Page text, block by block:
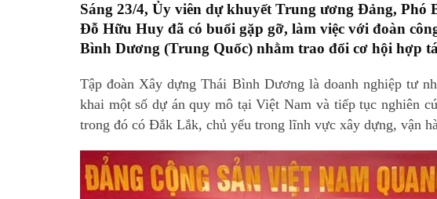
Sáng 23/4, Ủy viên dự khuyết Trung ương Đảng,
Đỗ Hữu Huy đã có buổi gặp gỡ, làm việc với đoàn
Bình Dương (Trung Quốc) nhằm trao đổi cơ hội hợp
Tập đoàn Xây dựng Thái Bình Dương là doanh nghiệp tư
khai một số dự án quy mô tại Việt Nam và tiếp tục nghiên
trong đó có Đắk Lắk, chủ yếu trong lĩnh vực xây dựng, vận